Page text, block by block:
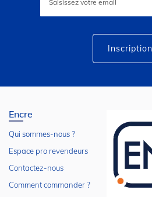
lettre
Inscription
Encre
Qui sommes-nous ?
Espace pro revendeurs
Contactez-nous
Comment commander ?